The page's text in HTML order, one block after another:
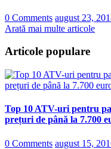
0 Comments august 23,
Arată mai multe articole
Articole populare
Top 10 ATV-uri pentru
prețuri de până la 7.700
0 Comments august 15,